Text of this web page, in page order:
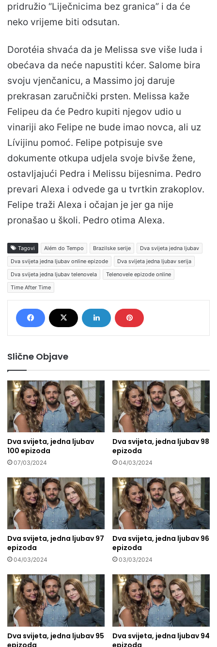
pridružio “Liječnicima bez granica” i da će
neko vrijeme biti odsutan.
Dorotéia shvaća da je Melissa sve više luda i
obećava da neće napustiti kćer. Salome bira
svoju vjenčanicu, a Massimo joj daruje
prekrasan zaručnički prsten. Melissa kaže
Felipeu da će Pedro kupiti njegov udio u
vinariji ako Felipe ne bude imao novca, ali uz
Lívijinu pomoć. Felipe potpisuje sve
dokumente otkupa udjela svoje bivše žene,
ostavljajući Pedra i Melissu bijesnima. Pedro
prevari Alexa i odvede ga u tvrtkin zrakoplov.
Felipe traži Alexa i očajan je jer ga nije
pronašao u školi. Pedro otima Alexa.
Tagovi Além do Tempo Brazilske serije
Dva svijeta jedna ljubav
Dva svijeta jedna ljubav online epizode
Dva svijeta jedna ljubav serija
Dva svijeta jedna ljubav telenovela
Telenovele epizode online
Time After Time
Slične Objave
Dva svijeta, jedna ljubav
100 epizoda
07/03/2024
Dva svijeta, jedna ljubav 98
epizoda
04/03/2024
Dva svijeta, jedna ljubav 97
epizoda
04/03/2024
Dva svijeta, jedna ljubav 96
epizoda
03/03/2024
Dva svijeta, jedna ljubav 95
epizoda
Dva svijeta, jedna ljubav 94
epizoda